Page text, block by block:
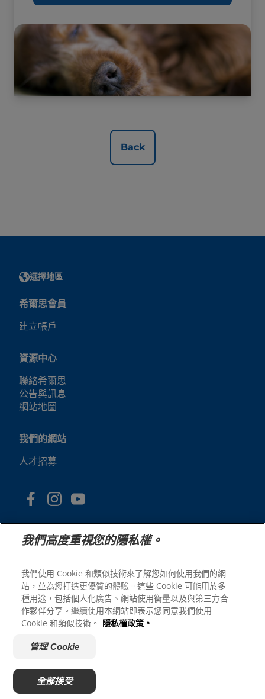
Back
選擇地區
希爾思會員
建立帳戶
資源中心
聯絡希爾思
公告與訊息
網站地圖
我們的網站
人才招募
© 2025 Hill's Pet Nutrition, Inc.
版權所有。
本文所使用的商標僅指在美國註冊的商標；在其他地區的註
冊狀態可能有所不同。您使用本網站須遵守我們的條款。
我們高度重視您的隱私權。
我們使用 Cookie 和類似技術來了解您如何使用我們的網
站，並為您打造更優質的體驗。這些 Cookie 可能用於多
種用途，包括個人化廣告、網站使用衡量以及與第三方合
作夥伴分享。繼續使用本網站即表示您同意我們使用
Cookie 和類似技術。 隱私權政策。
管理 Cookie
全部接受